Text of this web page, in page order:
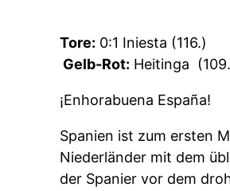
Tore: 0:1 Iniesta (116.)
Gelb-Rot: Heitinga
¡Enhorabuena España!
Spanien ist zum ersten
Niederländer mit dem
der Spanier vor dem